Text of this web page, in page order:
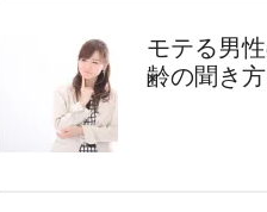
モテる男
齢の聞き